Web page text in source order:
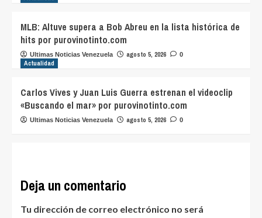
MLB: Altuve supera a Bob Abreu en la lista histórica de
hits por purovinotinto.com
Ultimas Noticias Venezuela agosto 5, 2026 0
Actualidad
Carlos Vives y Juan Luis Guerra estrenan el videoclip
«Buscando el mar» por purovinotinto.com
Ultimas Noticias Venezuela agosto 5, 2026 0
Deja un comentario
Tu dirección de correo electrónico no será